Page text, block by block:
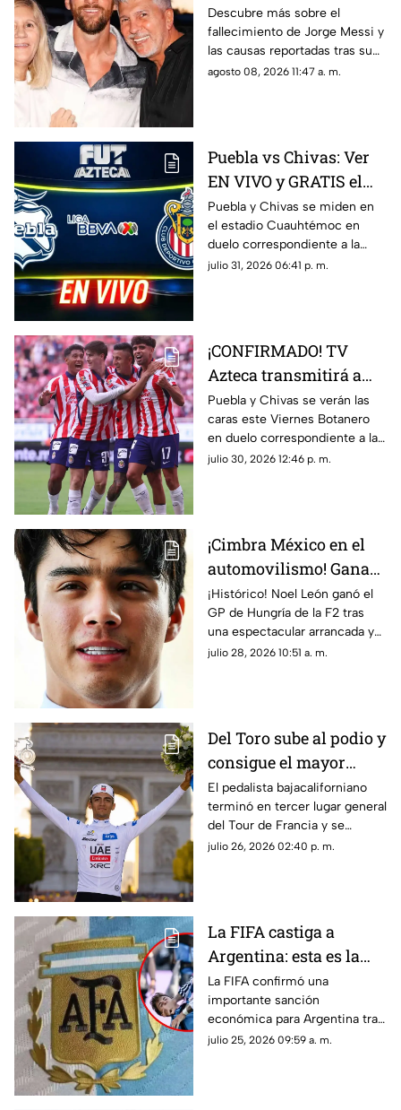
legado en el astro
argentino
Descubre más sobre el
fallecimiento de Jorge Messi y
las causas reportadas tras su
permanencia en un sanatorio
agosto 08, 2026 11:47 a. m.
Puebla vs Chivas: Ver
EN VIVO y GRATIS el
encuentro de la
Jornada 3 de la Liga
MX
Puebla y Chivas se miden en
el estadio Cuauhtémoc en
duelo correspondiente a la
Jornada 3 del futbol mexicano.
julio 31, 2026 06:41 p. m.
¡CONFIRMADO! TV
Azteca transmitirá a
las Chivas en la
Jornada 3 de la Liga
MX
Puebla y Chivas se verán las
caras este Viernes Botanero
en duelo correspondiente a la
Jornada 3 de la Liga MX.
julio 30, 2026 12:46 p. m.
¡Cimbra México en el
automovilismo! Gana
Noel León el GP de
Hungría de la F2
¡Histórico! Noel León ganó el
GP de Hungría de la F2 tras
una espectacular arrancada y
puso en alto el automovilismo
julio 28, 2026 10:51 a. m.
Del Toro sube al podio y
consigue el mayor
triunfo del ciclismo
nacional
El pedalista bajacaliforniano
terminó en tercer lugar general
del Tour de Francia y se
coronó como el mejor joven
julio 26, 2026 02:40 p. m.
La FIFA castiga a
Argentina: esta es la
fuerte MULTA que
deberá pagar tras la
final ante España |
VIDEO
La FIFA confirmó una
importante sanción
económica para Argentina tras
la final de la Copa Mundial de la
julio 25, 2026 09:59 a. m.